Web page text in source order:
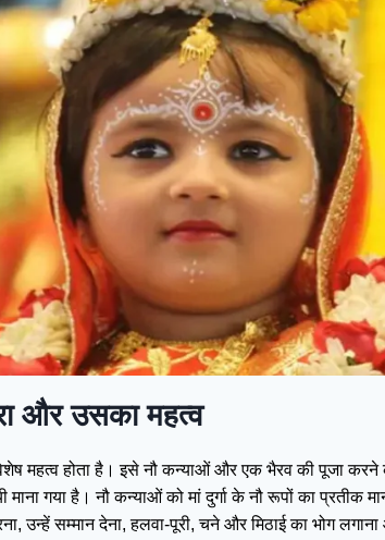
और उसका महत्व
महत्व होता है। इसे नौ कन्याओं और एक भैरव की पूजा करने
गया है। नौ कन्याओं को मां दुर्गा के नौ रूपों का प्रतीक
उन्हें सम्मान देना, हलवा-पूरी, चने और मिठाई का भोग